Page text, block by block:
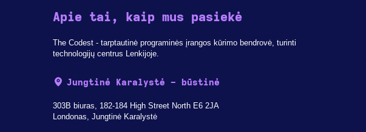
Apie tai, kaip mus pasiekė
The Codest - tarptautinė programinės įrangos kūrimo bendrovė, turinti
technologijų centrus Lenkijoje.
Jungtinė Karalystė - būstinė
303B biuras, 182-184 High Street North E6 2JA
Londonas, Jungtinė Karalystė